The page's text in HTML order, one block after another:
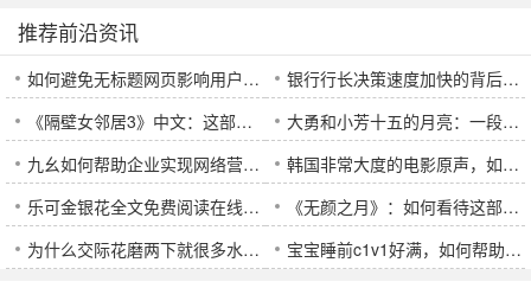
推荐前沿资讯
如何避免无标题网页影响用户体验和SEO效果：解决无标题网页问题的有效方法
银行行长决策速度加快的背后：如何快速应对金融行业的变革与挑战？
《隔壁女邻居3》中文：这部作品究竟带给观众哪些惊喜？
大勇和小芳十五的月亮：一段月光下的纯真爱情故事
九幺如何帮助企业实现网络营销目标？
韩国非常大度的电影原声，如何影响电影的情感表达与观众体验？
乐可金银花全文免费阅读在线，值得一试吗？
《无颜之月》：如何看待这部揭示人性阴暗面的悬疑作品？
为什么交际花磨两下就很多水？揭秘背后的生理与心理原因
宝宝睡前c1v1好满，如何帮助宝宝快速入睡？